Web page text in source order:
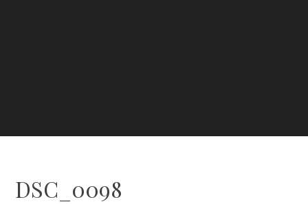
DSC_0098